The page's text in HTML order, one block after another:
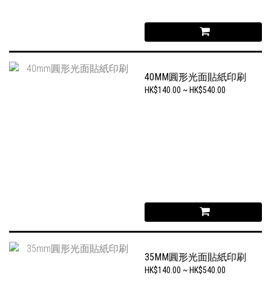
40MM圓形光面貼紙印刷
HK$140.00 ~ HK$540.00
35MM圓形光面貼紙印刷
HK$140.00 ~ HK$540.00